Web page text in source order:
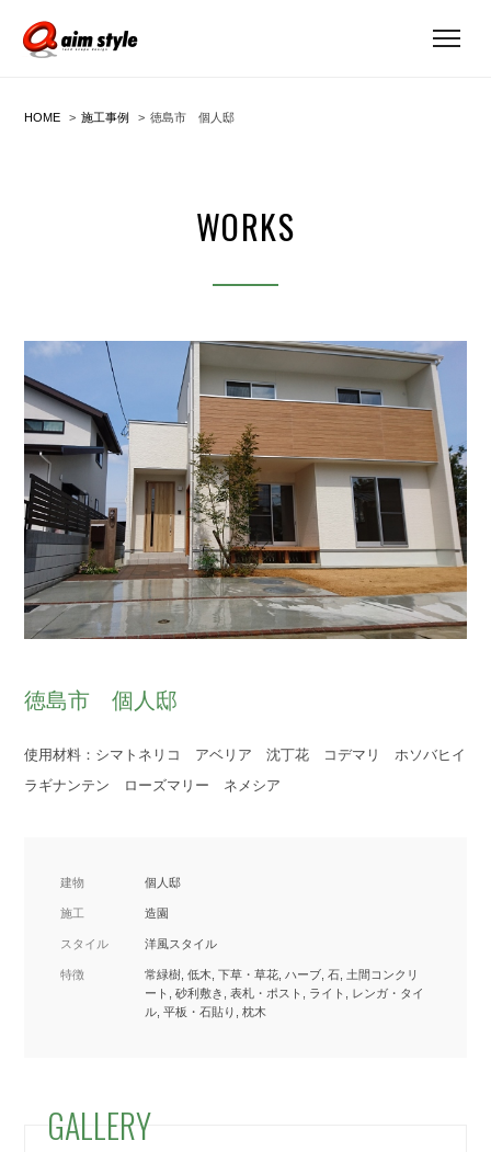
HOME 施工事例 徳島市 個人邸
WORKS
徳島市 個人邸
使用材料：シマトネリコ アベリア 沈丁花 コデマリ ホソバヒイ
ラギナンテン ローズマリー ネメシア
建物 個人邸
施工 造園
スタイル 洋風スタイル
特徴
常緑樹, 低木, 下草・草花, ハーブ, 石, 土間コンクリ
ート, 砂利敷き, 表札・ポスト, ライト, レンガ・タイ
ル, 平板・石貼り, 枕木
GALLERY